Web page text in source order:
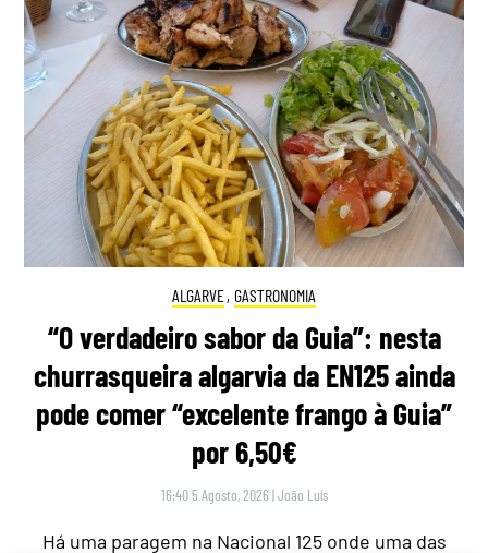
ALGARVE, GASTRONOMIA
“O verdadeiro sabor da Guia”: nesta
churrasqueira algarvia da EN125 ainda
pode comer “excelente frango à Guia”
por 6,50€
16:40 5 Agosto, 2026 |João Luís
Há uma paragem na Nacional 125 onde uma das